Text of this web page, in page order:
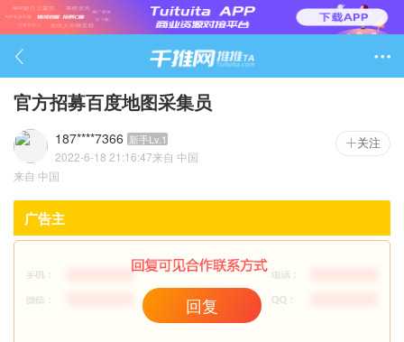

官方招募百度地图采集员
187****7366 新手Lv.1
2022-6-18 21:16:47来自 中国
关注
来自 中国
广告主
回复